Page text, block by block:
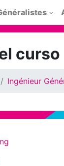
curso
Ingénieur